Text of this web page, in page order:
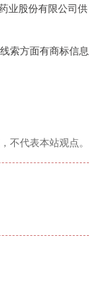
业股份有限公司供
索方面有商标信息
不代表本站观点。